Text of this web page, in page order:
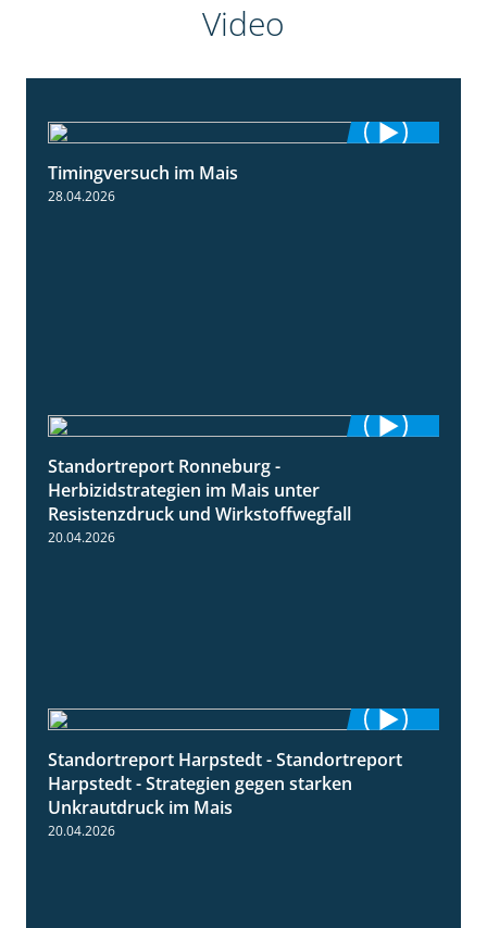
Video
Timingversuch im Mais
28.04.2026
Standortreport Ronneburg -
Herbizidstrategien im Mais unter
Resistenzdruck und Wirkstoffwegfall
20.04.2026
9:11
Standortreport Harpstedt - Standortreport
Harpstedt - Strategien gegen starken
Unkrautdruck im Mais
20.04.2026